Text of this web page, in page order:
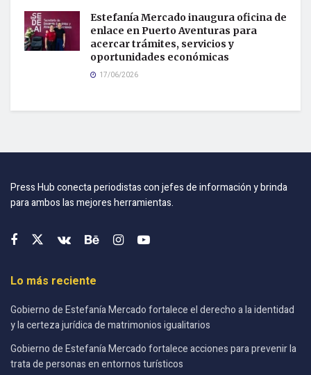
Estefanía Mercado inaugura oficina de
enlace en Puerto Aventuras para
acercar trámites, servicios y
oportunidades económicas
17/06/2026
Press Hub conecta periodistas con jefes de información y brinda
para ambos las mejores herramientas.
Lo más reciente
Gobierno de Estefanía Mercado fortalece el derecho a la identidad
y la certeza jurídica de matrimonios igualitarios
Gobierno de Estefanía Mercado fortalece acciones para prevenir la
trata de personas en entornos turísticos